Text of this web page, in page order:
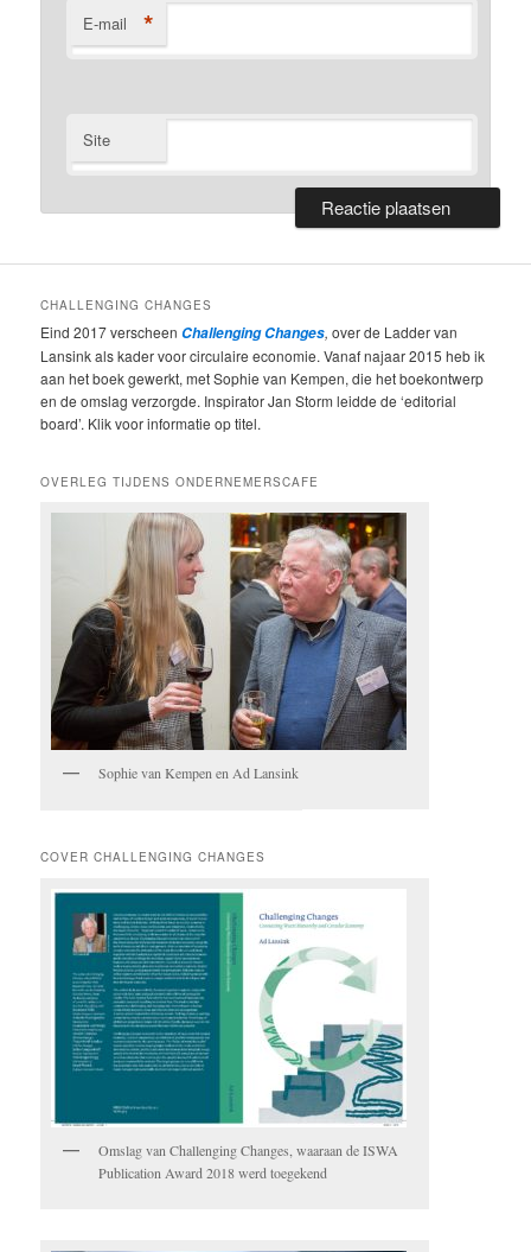
E-mail *
Site
CHALLENGING CHANGES
Eind 2017 verscheen Challenging Changes, over de Ladder van
Lansink als kader voor circulaire economie. Vanaf najaar 2015 heb ik
aan het boek gewerkt, met Sophie van Kempen, die het boekontwerp
en de omslag verzorgde. Inspirator Jan Storm leidde de ‘editorial
board’. Klik voor informatie op titel.
OVERLEG TIJDENS ONDERNEMERSCAFE
Sophie van Kempen en Ad Lansink
COVER CHALLENGING CHANGES
Omslag van Challenging Changes, waaraan de ISWA
Publication Award 2018 werd toegekend